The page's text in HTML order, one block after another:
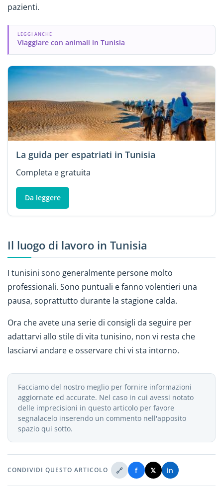
pazienti.
LEGGI ANCHE
Viaggiare con animali in Tunisia
La guida per espatriati in Tunisia
Completa e gratuita
Da leggere
Il luogo di lavoro in Tunisia
I tunisini sono generalmente persone molto
professionali. Sono puntuali e fanno volentieri una
pausa, soprattutto durante la stagione calda.
Ora che avete una serie di consigli da seguire per
adattarvi allo stile di vita tunisino, non vi resta che
lasciarvi andare e osservare chi vi sta intorno.
Facciamo del nostro meglio per fornire informazioni
aggiornate ed accurate. Nel caso in cui avessi notato
delle imprecisioni in questo articolo per favore
segnalacelo inserendo un commento nell'apposito
spazio qui sotto.
CONDIVIDI QUESTO ARTICOLO 🔗 f 𝕏 in